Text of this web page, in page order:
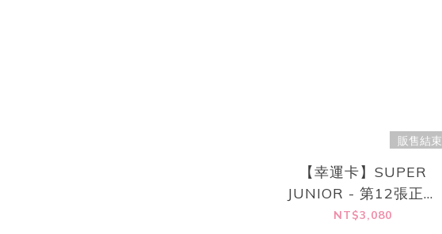
販售結束
【幸運卡】SUPER
JUNIOR - 第12張正規
專輯 [Super Junior25]
NT$3,080